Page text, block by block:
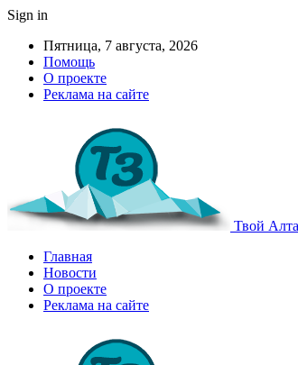
Sign in
Пятница, 7 августа, 2026
Помощь
О проекте
Реклама на сайте
Твой
Главная
Новости
О проекте
Реклама на сайте